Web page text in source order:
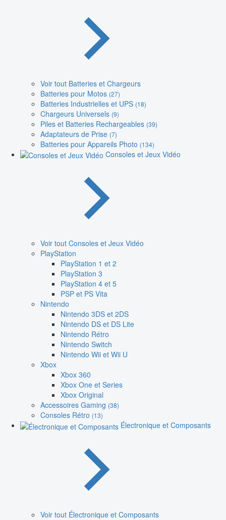
Voir tout Batteries et Chargeurs
Batteries pour Motos (27)
Batteries Industrielles et UPS (18)
Chargeurs Universels (9)
Piles et Batteries Rechargeables (39)
Adaptateurs de Prise (7)
Batteries pour Appareils Photo (134)
Consoles et Jeux Vidéo
Voir tout Consoles et Jeux Vidéo
PlayStation
PlayStation 1 et 2
PlayStation 3
PlayStation 4 et 5
PSP et PS Vita
Nintendo
Nintendo 3DS et 2DS
Nintendo DS et DS Lite
Nintendo Rétro
Nintendo Switch
Nintendo Wii et Wii U
Xbox
Xbox 360
Xbox One et Series
Xbox Original
Accessoires Gaming (38)
Consoles Rétro (13)
Électronique et Composants
Voir tout Électronique et Composants